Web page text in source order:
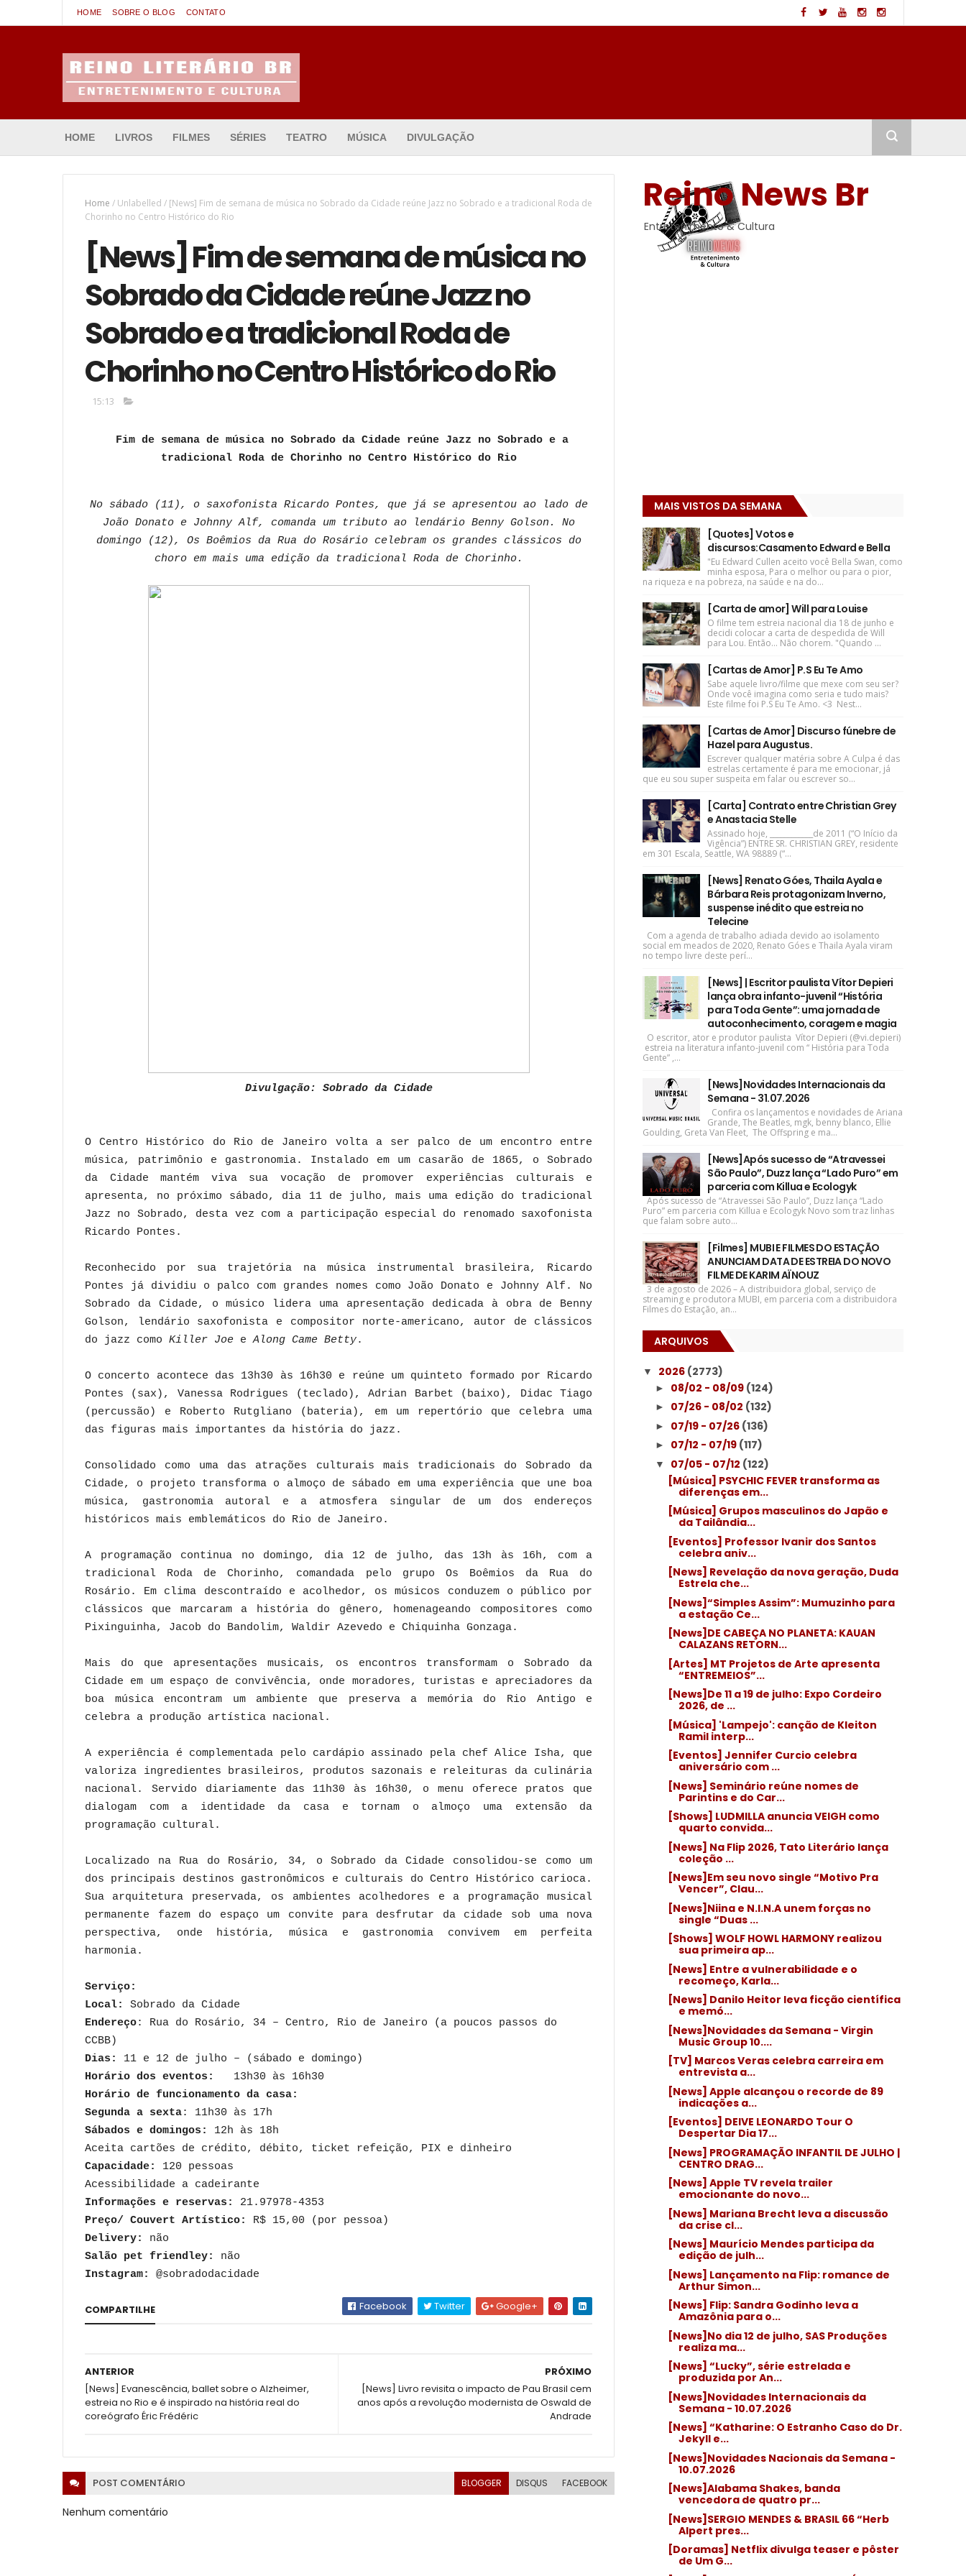
HOME SOBRE O BLOG CONTATO
HOME LIVROS FILMES SÉRIES TEATRO MÚSICA DIVULGAÇÃO
Home / Unlabelled / [News] Fim de semana de música no Sobrado da Cidade reúne Jazz no Sobrado e a tradicional Roda de
Chorinho no Centro Histórico do Rio
[News] Fim de semana de música no
Sobrado da Cidade reúne Jazz no
Sobrado e a tradicional Roda de
Chorinho no Centro Histórico do Rio
15:13
Fim de semana de música no Sobrado da Cidade reúne Jazz no Sobrado e a
tradicional Roda de Chorinho no Centro Histórico do Rio
No sábado (11), o saxofonista Ricardo Pontes, que já se apresentou ao lado de
João Donato e Johnny Alf, comanda um tributo ao lendário Benny Golson. No
domingo (12), Os Boêmios da Rua do Rosário celebram os grandes clássicos do
choro em mais uma edição da tradicional Roda de Chorinho.
Divulgação: Sobrado da Cidade
O Centro Histórico do Rio de Janeiro volta a ser palco de um encontro entre
música, patrimônio e gastronomia. Instalado em um casarão de 1865, o Sobrado
da Cidade mantém viva sua vocação de promover experiências culturais e
apresenta, no próximo sábado, dia 11 de julho, mais uma edição do tradicional
Jazz no Sobrado, desta vez com a participação especial do renomado saxofonista
Ricardo Pontes.
Reconhecido por sua trajetória na música instrumental brasileira, Ricardo
Pontes já dividiu o palco com grandes nomes como João Donato e Johnny Alf. No
Sobrado da Cidade, o músico lidera uma apresentação dedicada à obra de Benny
Golson, lendário saxofonista e compositor norte-americano, autor de clássicos
do jazz como Killer Joe eAlong Came Betty.
O concerto acontece das 13h30 às 16h30 e reúne um quinteto formado por Ricardo
Pontes (sax), Vanessa Rodrigues (teclado), Adrian Barbet (baixo), Didac Tiago
(percussão) e Roberto Rutgliano (bateria), em um repertório que celebra uma
das figuras mais importantes da história do jazz.
Consolidado como uma das atrações culturais mais tradicionais do Sobrado da
Cidade, o projeto transforma o almoço de sábado em uma experiência que une boa
música, gastronomia autoral e a atmosfera singular de um dos endereços
históricos mais emblemáticos do Rio de Janeiro.
A programação continua no domingo, dia 12 de julho, das 13h às 16h, com a
tradicional Roda de Chorinho, comandada pelo grupo Os Boêmios da Rua do
Rosário. Em clima descontraído e acolhedor, os músicos conduzem o público por
clássicos que marcaram a história do gênero, homenageando compositores como
Pixinguinha, Jacob do Bandolim, Waldir Azevedo e Chiquinha Gonzaga.
Mais do que apresentações musicais, os encontros transformam o Sobrado da
Cidade em um espaço de convivência, onde moradores, turistas e apreciadores da
boa música encontram um ambiente que preserva a memória do Rio Antigo e
celebra a produção artística nacional.
A experiência é complementada pelo cardápio assinado pela chef Alice Isha, que
valoriza ingredientes brasileiros, produtos sazonais e releituras da culinária
nacional. Servido diariamente das 11h30 às 16h30, o menu oferece pratos que
dialogam com a identidade da casa e tornam o almoço uma extensão da
programação cultural.
Localizado na Rua do Rosário, 34, o Sobrado da Cidade consolidou-se como um
dos principais destinos gastronômicos e culturais do Centro Histórico carioca.
Sua arquitetura preservada, os ambientes acolhedores e a programação musical
permanente fazem do espaço um convite para desfrutar da cidade sob uma nova
perspectiva, onde história, música e gastronomia convivem em perfeita
harmonia.
Serviço:
Local:
Sobrado da Cidade
Endereço: Rua do Rosário, 34 – Centro, Rio de Janeiro (a poucos passos do
CCBB)
Dias:
11 e 12 de julho – (sábado e domingo)
Horário dos eventos:
13h30 às 16h30
Horário de funcionamento da casa:
Segunda a sexta: 11h30 às 17h
Sábados e domingos:
12h às 18h
Aceita cartões de crédito, débito, ticket refeição, PIX e dinheiro
Capacidade:
120 pessoas
Acessibilidade a cadeirante
Informações e reservas:
21.97978-4353
Preço/ Couvert Artístico:
R$ 15,00 (por pessoa)
Delivery:
não
Salão pet friendley:
não
Instagram:
@sobradodacidade
COMPARTILHE Facebook Twitter Google+
PRÓXIMO
[News] Livro revisita o impacto de Pau Brasil cem
anos após a revolução modernista de Oswald de
Andrade
ANTERIOR
[News] Evanescência, ballet sobre o Alzheimer,
estreia no Rio e é inspirado na história real do
coreógrafo Éric Frédéric
POST COMENTÁRIO BLOGGER DISQUS FACEBOOK
Nenhum comentário
Reino News Br
Entretenimento & Cultura
MAIS VISTOS DA SEMANA
[Quotes] Votos e
discursos:Casamento Edward e Bella
"Eu Edward Cullen aceito você Bella Swan, como
minha esposa, Para o melhor ou para o pior,
na riqueza e na pobreza, na saúde e na do...
[Carta de amor] Will para Louise
O filme tem estreia nacional dia 18 de junho e
decidi colocar a carta de despedida de Will
para Lou. Então... Não chorem. "Quando ...
[Cartas de Amor] P.S Eu Te Amo
Sabe aquele livro/filme que mexe com seu ser?
Onde você imagina como seria e tudo mais?
Este filme foi P.S Eu Te Amo. <3 Nest...
[Cartas de Amor] Discurso fúnebre de
Hazel para Augustus.
Escrever qualquer matéria sobre A Culpa é das
estrelas certamente é para me emocionar, já
que eu sou super suspeita em falar ou escrever so...
[Carta] Contrato entre Christian Grey
e Anastacia Stelle
Assinado hoje, ____________de 2011 (“O Início da
Vigência”) ENTRE SR. CHRISTIAN GREY, residente
em 301 Escala, Seattle, WA 98889 (“...
[News] Renato Góes, Thaila Ayala e
Bárbara Reis protagonizam Inverno,
suspense inédito que estreia no
Telecine
Com a agenda de trabalho adiada devido ao isolamento
social em meados de 2020, Renato Góes e Thaila Ayala viram
no tempo livre deste perí...
[News] | Escritor paulista Vítor Depieri
lança obra infanto-juvenil “História
para Toda Gente”: uma jornada de
autoconhecimento, coragem e magia
O escritor, ator e produtor paulista Vítor Depieri (@vi.depieri)
estreia na literatura infanto-juvenil com “ História para Toda
Gente” ,...
[News]Novidades Internacionais da
Semana - 31.07.2026
Confira os lançamentos e novidades de Ariana
Grande, The Beatles, mgk, benny blanco, Ellie
Goulding, Greta Van Fleet, The Offspring e ma...
[News]Após sucesso de “Atravessei
São Paulo”, Duzz lança “Lado Puro” em
parceria com Killua e Ecologyk
Após sucesso de “Atravessei São Paulo”, Duzz lança “Lado
Puro” em parceria com Killua e Ecologyk Novo som traz linhas
que falam sobre auto...
[Filmes] MUBI E FILMES DO ESTAÇÃO
ANUNCIAM DATA DE ESTREIA DO NOVO
FILME DE KARIM AÏNOUZ
3 de agosto de 2026 – A distribuidora global, serviço de
streaming e produtora MUBI, em parceria com a distribuidora
Filmes do Estação, an...
ARQUIVOS
▼ 2026 (2773)
► 08/02 - 08/09 (124)
► 07/26 - 08/02 (132)
► 07/19 - 07/26 (136)
► 07/12 - 07/19 (117)
▼ 07/05 - 07/12 (122)
[Música] PSYCHIC FEVER transforma as
diferenças em...
[Música] Grupos masculinos do Japão e
da Tailândia...
[Eventos] Professor Ivanir dos Santos
celebra aniv...
[News] Revelação da nova geração, Duda
Estrela che...
[News]“Simples Assim”: Mumuzinho para
a estação Ce...
[News]DE CABEÇA NO PLANETA: KAUAN
CALAZANS RETORN...
[Artes] MT Projetos de Arte apresenta
“ENTREMEIOS”...
[News]De 11 a 19 de julho: Expo Cordeiro
2026, de ...
[Música] 'Lampejo': canção de Kleiton
Ramil interp...
[Eventos] Jennifer Curcio celebra
aniversário com ...
[News] Seminário reúne nomes de
Parintins e do Car...
[Shows] LUDMILLA anuncia VEIGH como
quarto convida...
[News] Na Flip 2026, Tato Literário lança
coleção ...
[News]Em seu novo single “Motivo Pra
Vencer”, Clau...
[News]Niina e N.I.N.A unem forças no
single “Duas ...
[Shows] WOLF HOWL HARMONY realizou
sua primeira ap...
[News] Entre a vulnerabilidade e o
recomeço, Karla...
[News] Danilo Heitor leva ficção científica
e memó...
[News]Novidades da Semana - Virgin
Music Group 10....
[TV] Marcos Veras celebra carreira em
entrevista a...
[News] Apple alcançou o recorde de 89
indicações a...
[Eventos] DEIVE LEONARDO Tour O
Despertar Dia 17...
[News] PROGRAMAÇÃO INFANTIL DE JULHO |
CENTRO DRAG...
[News] Apple TV revela trailer
emocionante do novo...
[News] Mariana Brecht leva a discussão
da crise cl...
[News] Maurício Mendes participa da
edição de julh...
[News] Lançamento na Flip: romance de
Arthur Simon...
[News] Flip: Sandra Godinho leva a
Amazônia para o...
[News]No dia 12 de julho, SAS Produções
realiza ma...
[News] “Lucky”, série estrelada e
produzida por An...
[News]Novidades Internacionais da
Semana - 10.07.2026
[News] “Katharine: O Estranho Caso do Dr.
Jekyll e...
[News]Novidades Nacionais da Semana -
10.07.2026
[News]Alabama Shakes, banda
vencedora de quatro pr...
[News]SERGIO MENDES & BRASIL 66 “Herb
Alpert pres...
[Doramas] Netflix divulga teaser e pôster
de Um G...